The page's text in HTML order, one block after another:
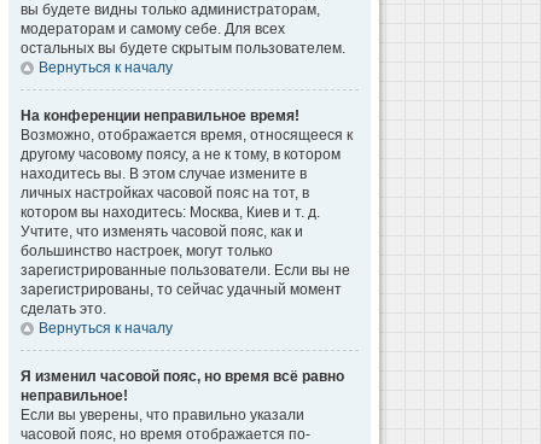
вы будете видны только администраторам,
модераторам и самому себе. Для всех
остальных вы будете скрытым пользователем.
Вернуться к началу
На конференции неправильное время!
Возможно, отображается время, относящееся к
другому часовому поясу, а не к тому, в котором
находитесь вы. В этом случае измените в
личных настройках часовой пояс на тот, в
котором вы находитесь: Москва, Киев и т. д.
Учтите, что изменять часовой пояс, как и
большинство настроек, могут только
зарегистрированные пользователи. Если вы не
зарегистрированы, то сейчас удачный момент
сделать это.
Вернуться к началу
Я изменил часовой пояс, но время всё равно
неправильное!
Если вы уверены, что правильно указали
часовой пояс, но время отображается по-